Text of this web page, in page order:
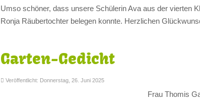
Umso schöner, dass unsere Schülerin Ava aus der vierten
Ronja Räubertochter belegen konnte. Herzlichen
Garten-Gedicht
Veröffentlicht: Donnerstag, 26. Juni 2025
Frau Thomis